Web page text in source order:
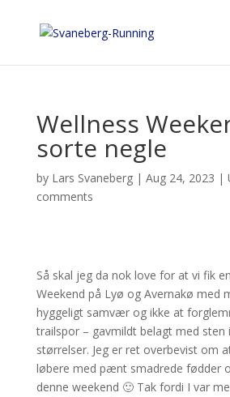
Wellness
sorte negle
by Lars Svaneberg| Aug 24, 2023 |
comments
Så skal jeg da nok love for at vi fik
Weekend på Lyø og Avernakø med
hyggeligt samvær og ikke at
trailspor – gavmildt belagt med
størrelser. Jeg er ret overbevist om
løbere med pænt smadrede fødder
denne weekend 🙂 Tak fordi I var